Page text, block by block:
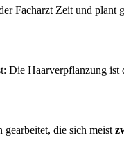
Facharzt Zeit und plant
Die Haarverpflanzung ist
die sich meist